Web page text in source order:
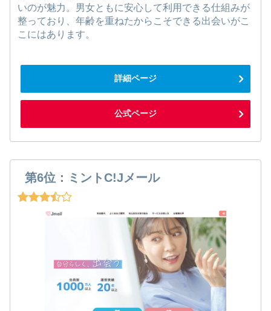
いのが魅力。男女ともに安心して利用できる仕組みが
整っており、年齢を重ねたからこそできる出会いがこ
こにはあります。
詳細ページ
公式ページ
第6位：ミントC!Jメール